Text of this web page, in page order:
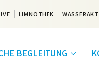
LIMNOTHEK
BEGLEITUNG